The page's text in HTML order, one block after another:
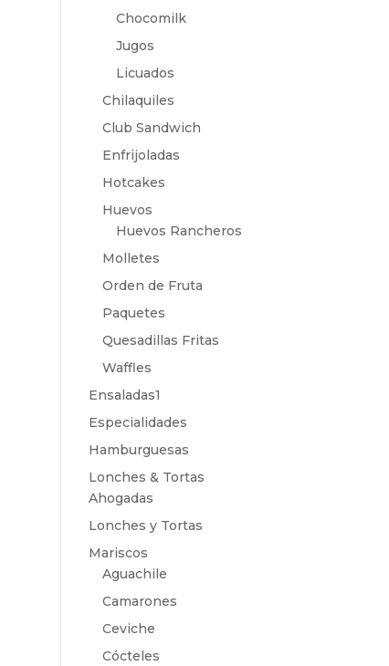
Chocomilk
Jugos
Licuados
Chilaquiles
Club Sandwich
Enfrijoladas
Hotcakes
Huevos
Huevos Rancheros
Molletes
Orden de Fruta
Paquetes
Quesadillas Fritas
Waffles
Ensaladas1
Especialidades
Hamburguesas
Lonches & Tortas
Ahogadas
Lonches y Tortas
Mariscos
Aguachile
Camarones
Ceviche
Cócteles